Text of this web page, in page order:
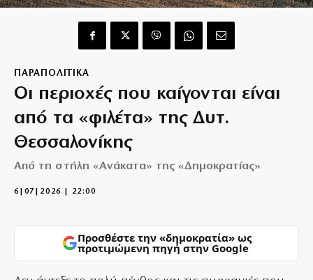
ΠΑΡΑΠΟΛΙΤΙΚΑ
Οι περιοχές που καίγονται είναι
από τα «φιλέτα» της Δυτ.
Θεσσαλονίκης
Από τη στήλη «Ανάκατα» της «Δημοκρατίας»
6|07|2026 | 22:00
Προσθέστε την «δημοκρατία» ως
προτιμώμενη πηγή στην Google